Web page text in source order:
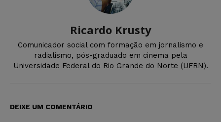
Ricardo Krusty
Comunicador social com formação em jornalismo e
radialismo, pós-graduado em cinema pela
Universidade Federal do Rio Grande do Norte (UFRN).
DEIXE UM COMENTÁRIO